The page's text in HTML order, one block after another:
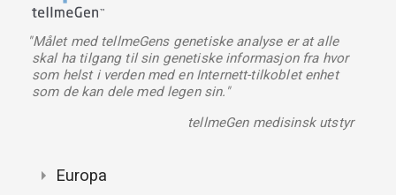
"Målet med tellmeGens genetiske analyse er at alle
skal ha tilgang til sin genetiske informasjon fra hvor
som helst i verden med en Internett-tilkoblet enhet
som de kan dele med legen sin."
tellmeGen medisinsk utstyr
Europa